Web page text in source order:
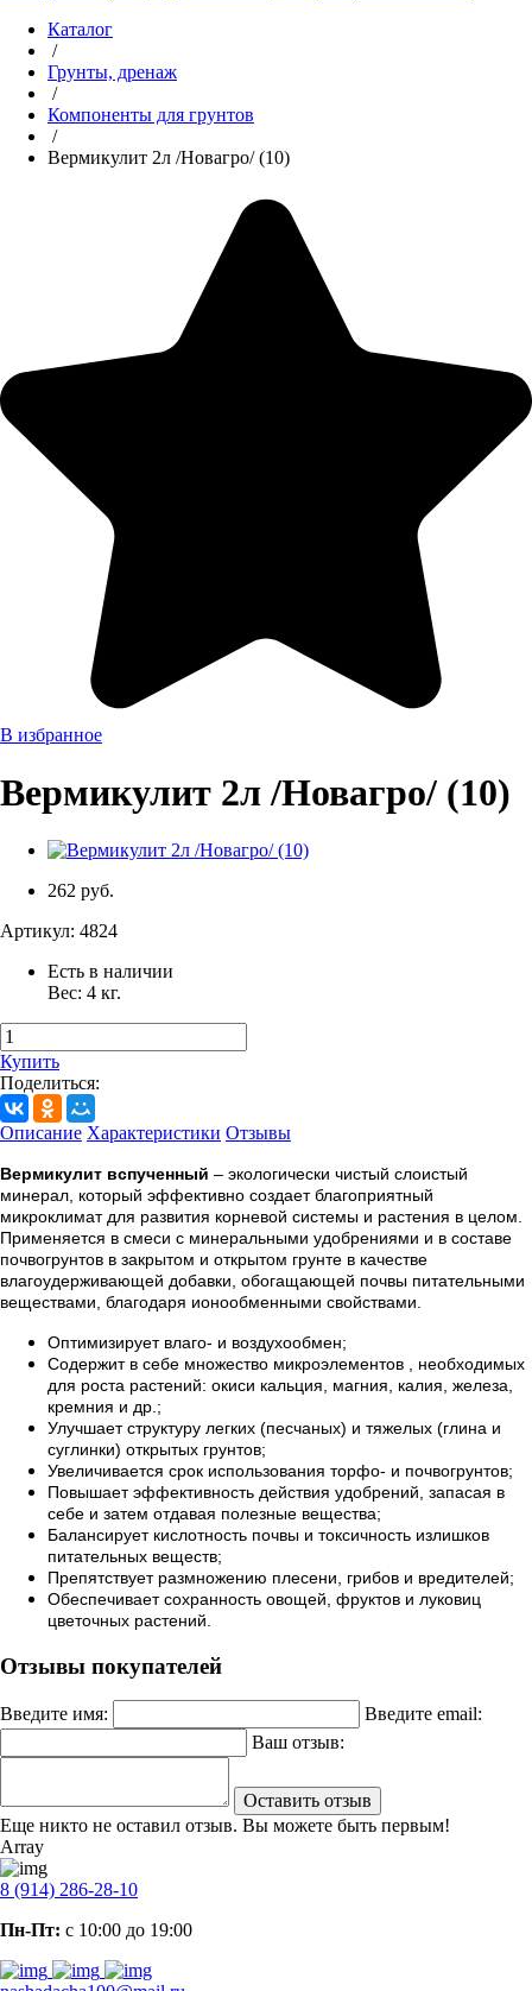
Каталог
/
Грунты, дренаж
/
Компоненты для грунтов
/
Вермикулит 2л /Новагро/ (10)
В избранное
Вермикулит 2л /Новагро/ (10)
262 руб.
Артикул: 4824
Есть в наличии
Вес: 4 кг.
Купить
Поделиться:
Описание Характеристики Отзывы
Вермикулит вспученный – экологически чистый слоистый
минерал, который эффективно создает благоприятный
микроклимат для развития корневой системы и растения в целом.
Применяется в смеси с минеральными удобрениями и в составе
почвогрунтов в закрытом и открытом грунте в качестве
влагоудерживающей добавки, обогащающей почвы питательными
веществами, благодаря ионообменными свойствами.
Оптимизирует влаго- и воздухообмен;
Содержит в себе множество микроэлементов , необходимых
для роста растений: окиси кальция, магния, калия, железа,
кремния и др.;
Улучшает структуру легких (песчаных) и тяжелых (глина и
суглинки) открытых грунтов;
Увеличивается срок использования торфо- и почвогрунтов;
Повышает эффективность действия удобрений, запасая в
себе и затем отдавая полезные вещества;
Балансирует кислотность почвы и токсичность излишков
питательных веществ;
Препятствует размножению плесени, грибов и вредителей;
Обеспечивает сохранность овощей, фруктов и луковиц
цветочных растений.
Отзывы покупателей
Введите имя:
Введите email:
Ваш отзыв:
Оставить отзыв
Еще никто не оставил отзыв. Вы можете быть первым!
Array
8 (914) 286-28-10
Пн-Пт: с 10:00 до 19:00